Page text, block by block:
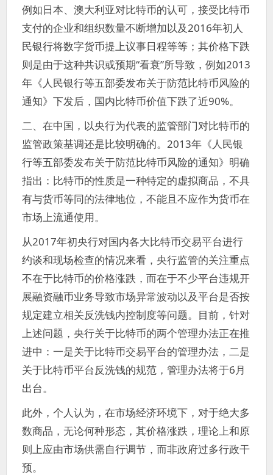
例如日本、澳大利亚对比特币的认可，接受比特币
支付的企业和组织数量不断增加以及2016年初人
民银行将数字货币提上议事日程等等；其价格下跌
则是由于这种共识或预期“看衰”所导致，例如2013
年《人民银行等五部委发布关于防范比特币风险的
通知》下发后，国内比特币价值下跌了近90%。
二、在中国，以央行为代表的监管部门对比特币的
监管政策基调还是比较明确的。2013年《人民银
行等五部委发布关于防范比特币风险的通知》明确
指出：比特币的性质是一种特定的虚拟商品，不具
有与货币等同的法律地位，不能且不应作为货币在
市场上流通使用。
从2017年初央行对国内各大比特币交易平台进行
约谈和现场检查的情况来看，央行监管的关注重点
不在于比特币的价格涨跌，而在于不少平台违规开
展融资融币业务导致市场异常波动以及平台是否按
规定建立相关反洗钱内控制度等问题。目前，针对
上述问题，央行关于比特币的两个管理办法正在推
进中：一是关于比特币交易平台的管理办法，二是
关于比特币平台反洗钱的规范，管理办法将于6月
出台。
此外，个人认为，在市场经济环境下，对于绝大多
数商品，无论何种形态，其价格涨跌，理论上和原
则上应由市场供需自行调节，而非政府过多行政干
预。